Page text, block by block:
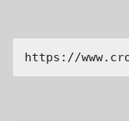
https://